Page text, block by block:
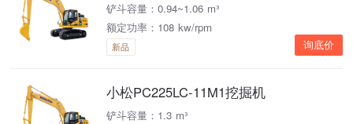
铲斗容量：0.94~1.06 m³
额定功率：108 kw/rpm
新品 询底价
小松PC225LC-11M1挖掘机
铲斗容量：1.3 m³